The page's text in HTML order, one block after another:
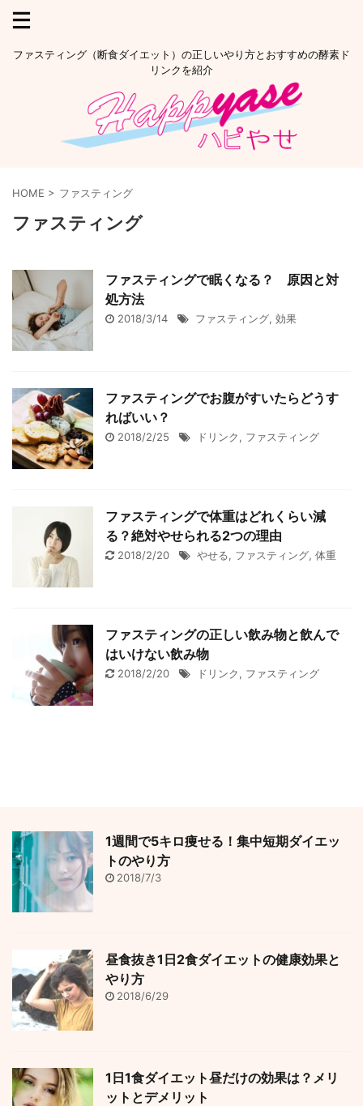
ファスティング（断食ダイエット）の正しいやり方とおすすめの酵素ド
リンクを紹介
HOME > ファスティング
ファスティング
ファスティングで眠くなる？ 原因と対
処方法
2018/3/14 ファスティング, 効果
ファスティングでお腹がすいたらどうす
ればいい？
2018/2/25 ドリンク, ファスティング
ファスティングで体重はどれくらい減
る？絶対やせられる2つの理由
2018/2/20 やせる, ファスティング, 体重
ファスティングの正しい飲み物と飲んで
はいけない飲み物
2018/2/20 ドリンク, ファスティング
1週間で5キロ痩せる！集中短期ダイエッ
トのやり方
2018/7/3
昼食抜き1日2食ダイエットの健康効果と
やり方
2018/6/29
1日1食ダイエット昼だけの効果は？メリ
ットとデメリット